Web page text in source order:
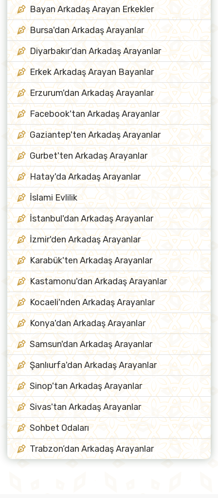
Bayan Arkadaş Arayan Erkekler
Bursa'dan Arkadaş Arayanlar
Diyarbakır’dan Arkadaş Arayanlar
Erkek Arkadaş Arayan Bayanlar
Erzurum'dan Arkadaş Arayanlar
Facebook'tan Arkadaş Arayanlar
Gaziantep'ten Arkadaş Arayanlar
Gurbet'ten Arkadaş Arayanlar
Hatay'da Arkadaş Arayanlar
İslami Evlilik
İstanbul'dan Arkadaş Arayanlar
İzmir'den Arkadaş Arayanlar
Karabük'ten Arkadaş Arayanlar
Kastamonu'dan Arkadaş Arayanlar
Kocaeli'nden Arkadaş Arayanlar
Konya'dan Arkadaş Arayanlar
Samsun'dan Arkadaş Arayanlar
Şanlıurfa'dan Arkadaş Arayanlar
Sinop'tan Arkadaş Arayanlar
Sivas'tan Arkadaş Arayanlar
Sohbet Odaları
Trabzon’dan Arkadaş Arayanlar